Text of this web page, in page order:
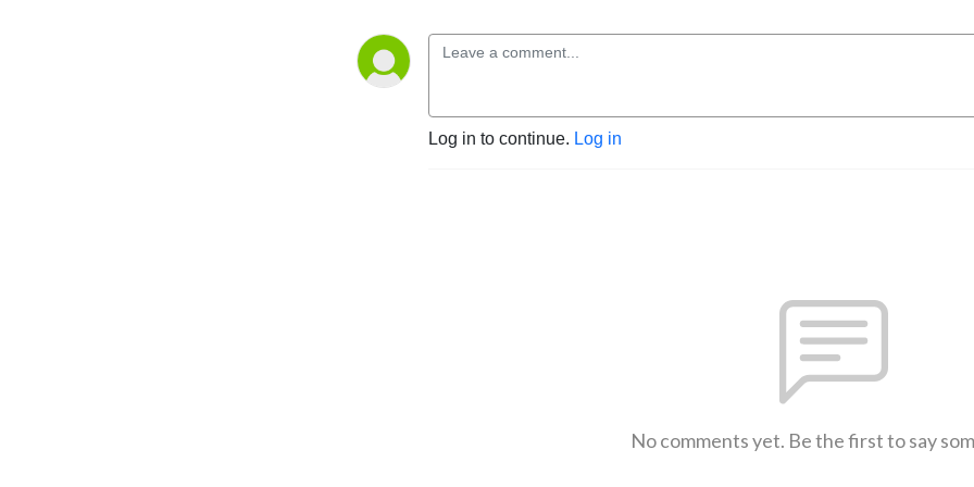
Log in to continue. Log in
No comments yet. Be the first to say